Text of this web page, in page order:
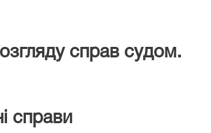
розгляду справ судом.
справи